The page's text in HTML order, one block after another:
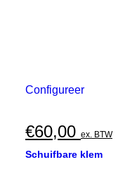
Configureer
€60,00 ex. BTW
Schuifbare klem